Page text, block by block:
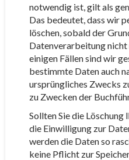
notwendig ist, gilt als
Das bedeutet, dass wir
löschen, sobald der
Datenverarbeitung nicht
einigen Fällen sind wir
bestimmte Daten auch
ursprüngliches Zwecks
zu Zwecken der
Sollten Sie die Löschung
die Einwilligung zur
werden die Daten so
keine Pflicht zur